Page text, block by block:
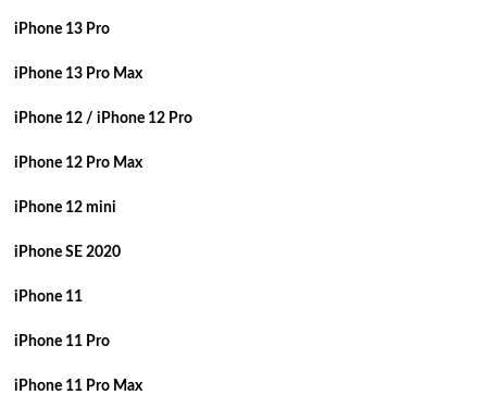
iPhone 13 Pro
iPhone 13 Pro Max
iPhone 12 / iPhone 12 Pro
iPhone 12 Pro Max
iPhone 12 mini
iPhone SE 2020
iPhone 11
iPhone 11 Pro
iPhone 11 Pro Max